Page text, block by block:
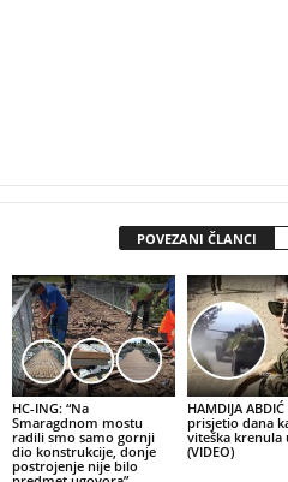
POVEZANI ČLANCI
HC-ING: “Na
Smaragdnom mostu
radili smo samo gornji
dio konstrukcije, donje
postrojenje nije bilo
HAMDIJA
prisjetio dana
viteška krenula
(VIDEO)